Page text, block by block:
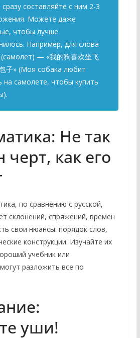
составляйте с ним 2-3
Можете даже
чтобы лучше
Например, для слова
(самолет) — «我的狗喜欢坐飞
子» (Моя собака любит
на самолете, чтобы купить
Не так
черт, как его
по сравнению с русской,
склонений, спряжений, времен
свои нюансы: порядок слов,
конструкции. Изучайте их
учебник или
разложить все по
уши!